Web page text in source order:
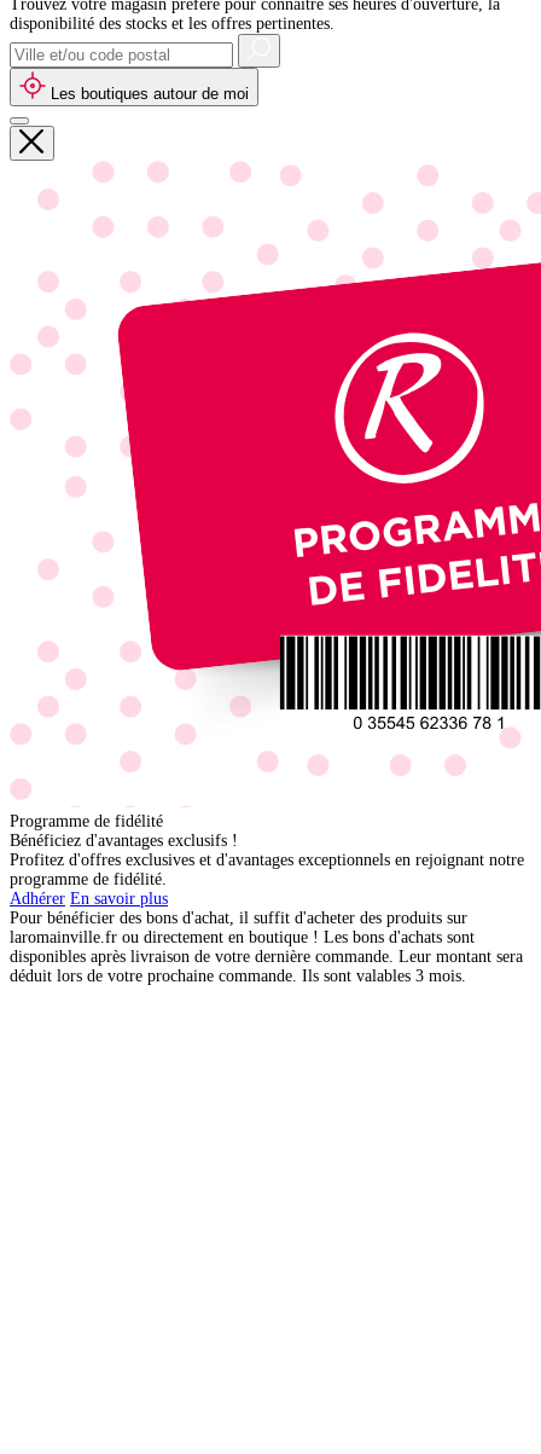
Trouvez votre magasin préféré pour connaître ses heures d'ouverture, la
disponibilité des stocks et les offres pertinentes.
Les boutiques autour de moi
Programme de fidélité
Bénéficiez d'avantages exclusifs !
Profitez d'offres exclusives et d'avantages exceptionnels en rejoignant notre
programme de fidélité.
Adhérer En savoir plus
Pour bénéficier des bons d'achat, il suffit d'acheter des produits sur
laromainville.fr ou directement en boutique ! Les bons d'achats sont
disponibles après livraison de votre dernière commande. Leur montant sera
déduit lors de votre prochaine commande. Ils sont valables 3 mois.